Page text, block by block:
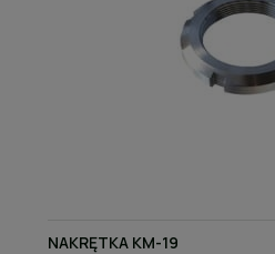
NAKRĘTKA KM-19